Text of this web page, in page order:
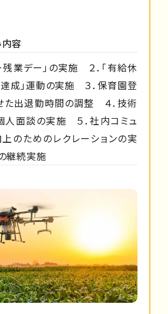
容
残業デー」の実施 ２．「有給休
成」運動の実施 ３．保育園登
た出退勤時間の調整 ４．技術
人面談の実施 ５．社内コミュ
のためのレクレーションの実
継続実施